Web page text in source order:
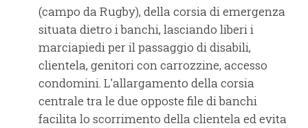
(campo da Rugby), della corsia di emergenza
situata dietro i banchi, lasciando liberi i
marciapiedi per il passaggio di disabili,
clientela, genitori con carrozzine, accesso
condomini. L'allargamento della corsia
centrale tra le due opposte file di banchi
facilita lo scorrimento della clientela ed evita